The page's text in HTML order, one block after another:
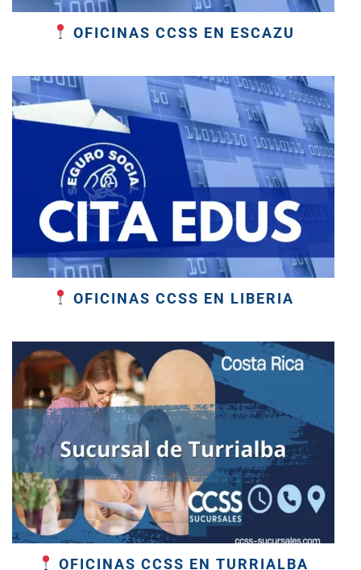
OFICINAS CCSS EN ESCAZU
OFICINAS CCSS EN LIBERIA
OFICINAS CCSS EN TURRIALBA